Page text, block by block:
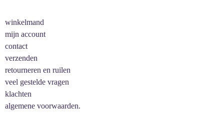
winkelmand
mijn account
contact
verzenden
retourneren en ruilen
veel gestelde vragen
klachten
algemene voorwaarden.